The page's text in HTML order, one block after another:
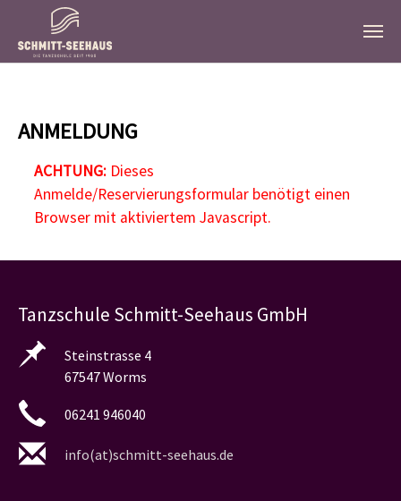
ANMELDUNG
ACHTUNG:Dieses
Anmelde/Reservierungsformular benötigt einen
Browser mit aktiviertem Javascript.
Tanzschule Schmitt-Seehaus GmbH
Steinstrasse 4
67547 Worms
06241 946040
info(at)schmitt-seehaus.de